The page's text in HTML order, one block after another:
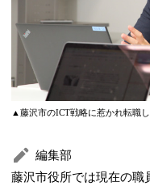
▲藤沢市のICT戦略に惹かれ転職
編集部
藤沢市役所では現在の職